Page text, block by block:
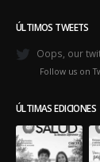
ÚLTIMOS TWEETS
Oops, our
Follow us on
ÚLTIMAS EDICIONES